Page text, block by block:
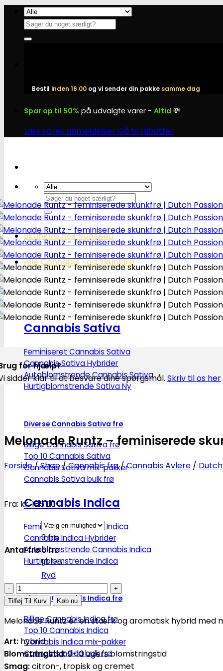
Fortsæt
indhold
Søg
efter:
Bestil inden 16.00 og vi sender din pakke samme dag
Spar op til 50% på udvalgte varer - Altid 💸
Læs vores anmeldelserGå til rabatter
Søg
efter:
Skunkfrø hos Subseed
Alle Cannabis -og Skunkfrø
Cannabis Sativa
Feminiseret Cannabis Sativa
Cannabis Sativa Hybrider
Autoblomstrende Cannabis Sativa
Hurtigblomstrende Sativa
Diverse Cannabis Sativa frø
Billige Cannabis Sativa frø
Top 10 Cannabis Sativa
Cannabis Sativa mix-pakker
Cannabis Sativa bulk frø
Cannabis Indica
Feminiseret Cannabis Indica
Cannabis Indica Hybrider
Autoblomstrende Cannabis Indica
Hurtigblomstrende Indica
Diverse Cannabis Indica frø
Billige Cannabis Indica frø
Top 10 Cannabis Indica
Cannabis Indica mix-pakker
Cannabis Indica bulk frø
for hjælp?
sidder klar til at besvare dine spørgsmål. Skriv til os her
Melonade Runtz – feminiserede
Forside/Shop/Cannabis frø/Cannabis Avlere /
Fra: kr.185.00
Antal frø
3 frø
5 frø
10 frø
Ryd
Melonade
Runtz
feminiserede
skunkfrø
|
Dutch
Tilføj Til Kurv Køb nu
Melonade Runtz er en stærk og aromatisk hybrid
Art: hybrid
Blomstringstid:9-10 ugers blomstringstid
Smag:citron-, tropisk og cremet